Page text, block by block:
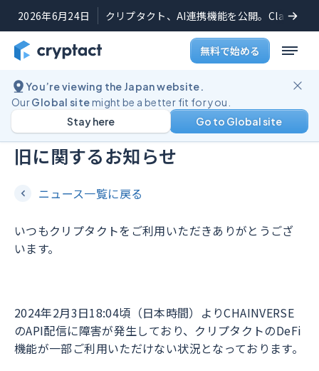
2026年6月24日 クリプタクト、AI連携機能を公開。Claude
無料で始める
You’re viewing the Japan website.
OurGlobal sitemight be a better fit for you.
Go to Global site
Stay here
重要なお知らせ
CHAINVERSEのAPI配信の障害と復
旧に関するお知らせ
ニュース一覧に戻る
いつもクリプタクトをご利用いただきありがとうござ
います。 ​
2024年2月3日18:04頃（日本時間）よりCHAINVERSE
のAPI配信に障害が発生しており、クリプタクトのDeFi
機能が一部ご利用いただけない状況となっております。